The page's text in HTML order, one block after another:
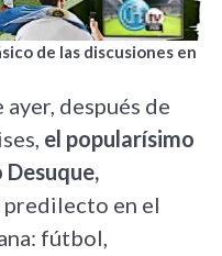
de las discusiones en
después de
el popularísimo
predilecto en el
fútbol,